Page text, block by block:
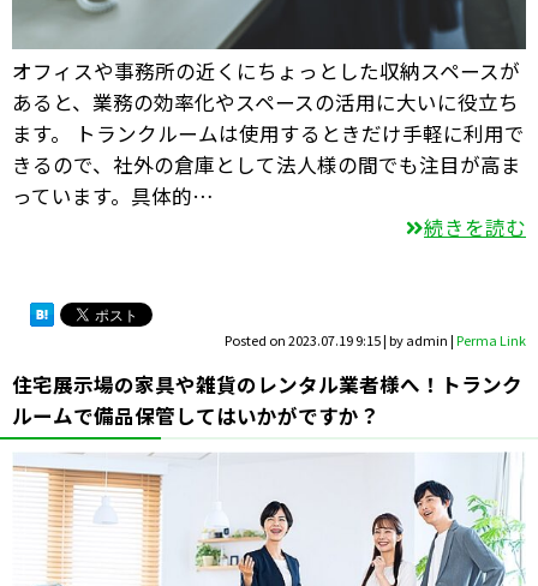
オフィスや事務所の近くにちょっとした収納スペースが
あると、業務の効率化やスペースの活用に大いに役立ち
ます。 トランクルームは使用するときだけ手軽に利用で
きるので、社外の倉庫として法人様の間でも注目が高ま
っています。具体的…
続きを読む
Posted on2023.07.19 9:15|byadmin|Perma Link
住宅展示場の家具や雑貨のレンタル業者様へ！トランク
ルームで備品保管してはいかがですか？